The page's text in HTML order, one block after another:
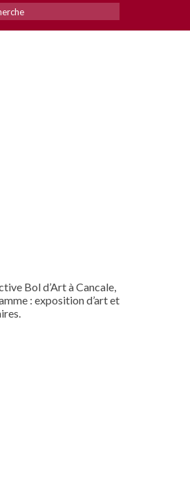
:
Bol d’Art à Cancale,
: exposition d’art et